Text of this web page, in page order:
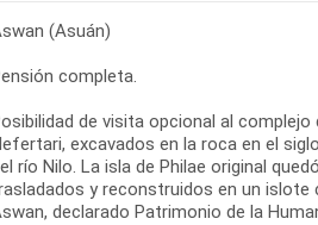
(Asuán)
completa.
de visita opcional al
excavados en la roca en el
río Nilo. La isla de Philae original
y reconstruidos en un islote
declarado Patrimonio de la